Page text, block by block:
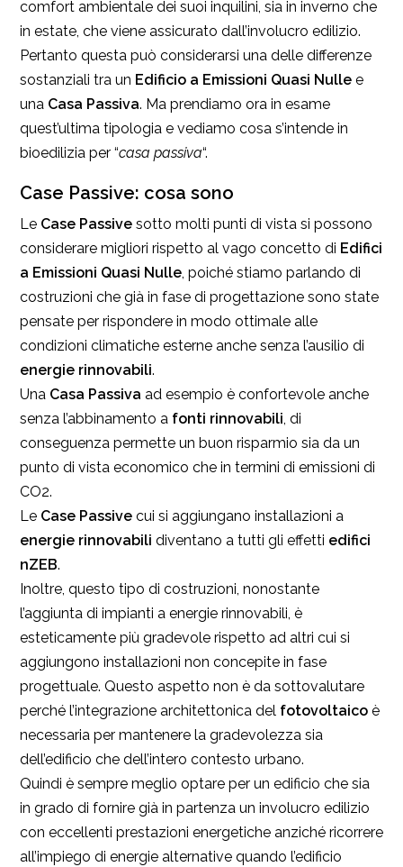
comfort ambientale dei suoi inquilini, sia in inverno che
in estate, che viene assicurato dall’involucro edilizio.
Pertanto questa può considerarsi una delle differenze
sostanziali tra un Edificio a Emissioni Quasi Nulle e
una Casa Passiva. Ma prendiamo ora in esame
quest’ultima tipologia e vediamo cosa s’intende in
bioedilizia per “casa passiva“.
Case Passive: cosa sono
Le Case Passive sotto molti punti di vista si possono
considerare migliori rispetto al vago concetto di Edifici
a Emissioni Quasi Nulle, poiché stiamo parlando di
costruzioni che già in fase di progettazione sono state
pensate per rispondere in modo ottimale alle
condizioni climatiche esterne anche senza l’ausilio di
energie rinnovabili.
Una Casa Passiva ad esempio è confortevole anche
senza l’abbinamento a fonti rinnovabili, di
conseguenza permette un buon risparmio sia da un
punto di vista economico che in termini di emissioni di
CO2.
Le Case Passive cui si aggiungano installazioni a
energie rinnovabili diventano a tutti gli effetti edifici
nZEB.
Inoltre, questo tipo di costruzioni, nonostante
l’aggiunta di impianti a energie rinnovabili, è
esteticamente più gradevole rispetto ad altri cui si
aggiungono installazioni non concepite in fase
progettuale. Questo aspetto non è da sottovalutare
perché l’integrazione architettonica del fotovoltaico è
necessaria per mantenere la gradevolezza sia
dell’edificio che dell’intero contesto urbano.
Quindi è sempre meglio optare per un edificio che sia
in grado di fornire già in partenza un involucro edilizio
con eccellenti prestazioni energetiche anziché ricorrere
all’impiego di energie alternative quando l’edificio